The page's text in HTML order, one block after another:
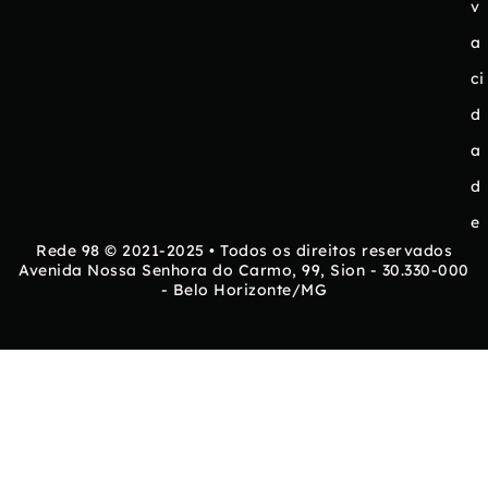
v
a
ci
d
a
d
e
Rede 98 © 2021-2025 • Todos os direitos reservados
Avenida Nossa Senhora do Carmo, 99, Sion - 30.330-000
- Belo Horizonte/MG